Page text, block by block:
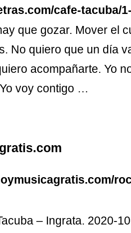
cafe-tacuba/
que gozar. Mover el
No quiero que un día
acompañarte. Yo
voy contigo …
– Ingrata. 2020-